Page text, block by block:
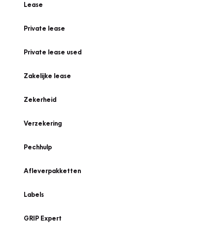
Lease
Private lease
Private lease used
Zakelijke lease
Zekerheid
Verzekering
Pechhulp
Afleverpakketten
Labels
GRIP Expert